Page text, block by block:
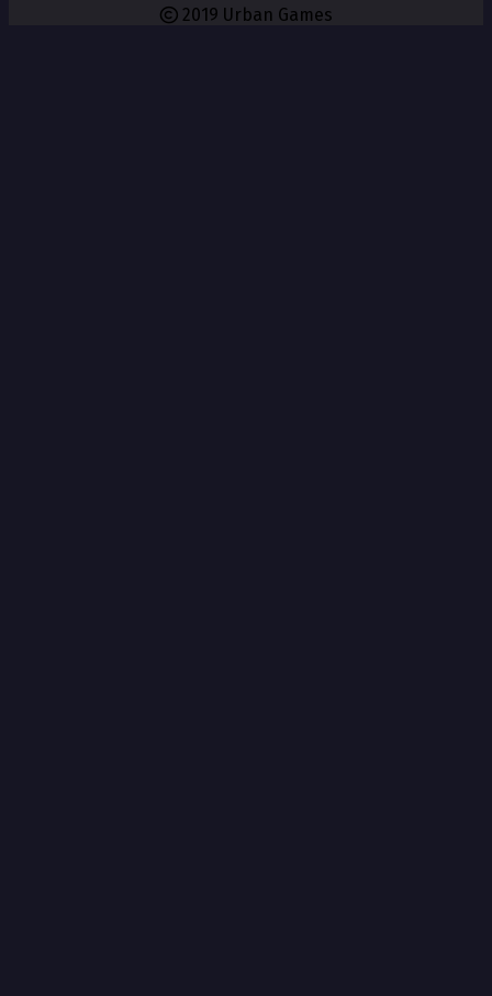
2019 Urban Games